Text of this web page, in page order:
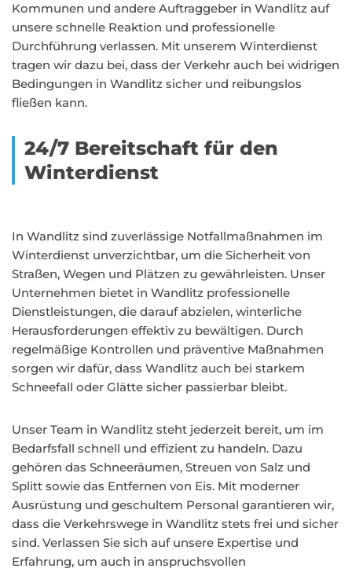
Kommunen und andere Auftraggeber in Wandlitz auf
unsere schnelle Reaktion und professionelle
Durchführung verlassen. Mit unserem Winterdienst
tragen wir dazu bei, dass der Verkehr auch bei widrigen
Bedingungen in Wandlitz sicher und reibungslos
fließen kann.
24/7 Bereitschaft für den
Winterdienst
In Wandlitz sind zuverlässige Notfallmaßnahmen im
Winterdienst unverzichtbar, um die Sicherheit von
Straßen, Wegen und Plätzen zu gewährleisten. Unser
Unternehmen bietet in Wandlitz professionelle
Dienstleistungen, die darauf abzielen, winterliche
Herausforderungen effektiv zu bewältigen. Durch
regelmäßige Kontrollen und präventive Maßnahmen
sorgen wir dafür, dass Wandlitz auch bei starkem
Schneefall oder Glätte sicher passierbar bleibt.
Unser Team in Wandlitz steht jederzeit bereit, um im
Bedarfsfall schnell und effizient zu handeln. Dazu
gehören das Schneeräumen, Streuen von Salz und
Splitt sowie das Entfernen von Eis. Mit moderner
Ausrüstung und geschultem Personal garantieren wir,
dass die Verkehrswege in Wandlitz stets frei und sicher
sind. Verlassen Sie sich auf unsere Expertise und
Erfahrung, um auch in anspruchsvollen